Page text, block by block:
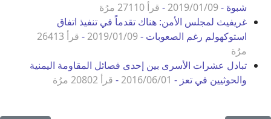
شبوة -2019/01/09
- قرأ 27110 مرُة
غريفيث لمجلس الأمن: هناك تقدماً في تنفيذ اتفاق
استوكهولم رغم الصعوبات -2019/01/09
-
قرأ 26413
مرُة
تبادل عشرات الأسرى بين إحدى فصائل المقاومة اليمنية
والحوثيين في تعز - 2016/06/01
- قرأ 20802 مرُة